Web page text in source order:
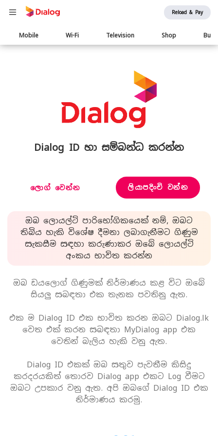
Reload & Pay
Main
navigation
Mobile Wi-Fi Television Shop
Dialog ID හා සම්බන්ධ කරන්න
ලොග් වෙන්න ලියාපදිංචි වන්න
ඔබ ලොයල්ටි පාරිභෝගිකයෙක් නම්, ඔබට
තිබිය හැකි විශේෂ දීමනා ලබාගැනීමට ගිණුම
සැකසීම සඳහා කරුණාකර ඔබේ ලොයල්ටි
අංකය භාවිත කරන්න
ඔබ ඩයලොග් ගිණුමක් නිර්මාණය කළ විට ඔබේ
සියලු සබඳතා එක තැනක පවතිනු ඇත.
එක ම Dialog ID එක භාවිත කරන ඔබට Dialog.lk
වෙත එක් කරන සබඳතා MyDialog app එක
වෙතින් බැලිය හැකි වනු ඇත.
Dialog ID එකක් ඔබ සතුව පැවතීම කිසිදු
කරදරයකිත් තොරව Dialog app එකට Log වීමට
ඔබට උපකාර වනු ඇත. අපි ඔබගේ Dialog ID එක
නිර්මාණය කරමු.